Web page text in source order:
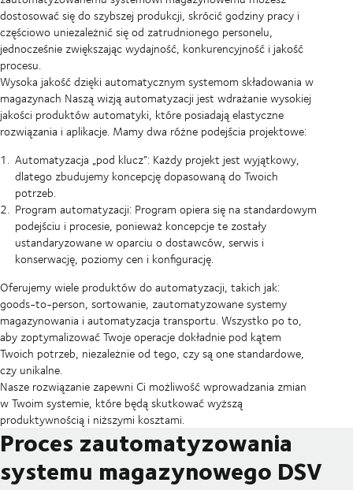
dostosować się do szybszej produkcji, skrócić godziny pracy i
częściowo uniezależnić się od zatrudnionego personelu,
jednocześnie zwiększając wydajność, konkurencyjność i jakość
procesu.
Wysoka jakość dzięki automatycznym systemom składowania w
magazynach Naszą wizją automatyzacji jest wdrażanie wysokiej
jakości produktów automatyki, które posiadają elastyczne
rozwiązania i aplikacje. Mamy dwa różne podejścia projektowe:
Automatyzacja „pod klucz”: Każdy projekt jest wyjątkowy,
dlatego zbudujemy koncepcję dopasowaną do Twoich
potrzeb.
Program automatyzacji: Program opiera się na standardowym
podejściu i procesie, ponieważ koncepcje te zostały
ustandaryzowane w oparciu o dostawców, serwis i
konserwację, poziomy cen i konfigurację.
Oferujemy wiele produktów do automatyzacji, takich jak:
goods-to-person, sortowanie, zautomatyzowane systemy
magazynowania i automatyzacja transportu. Wszystko po to,
aby zoptymalizować Twoje operacje dokładnie pod kątem
Twoich potrzeb, niezależnie od tego, czy są one standardowe,
czy unikalne.
Nasze rozwiązanie zapewni Ci możliwość wprowadzania zmian
w Twoim systemie, które będą skutkować wyższą
produktywnością i niższymi kosztami.
Proces zautomatyzowania
systemu magazynowego DSV